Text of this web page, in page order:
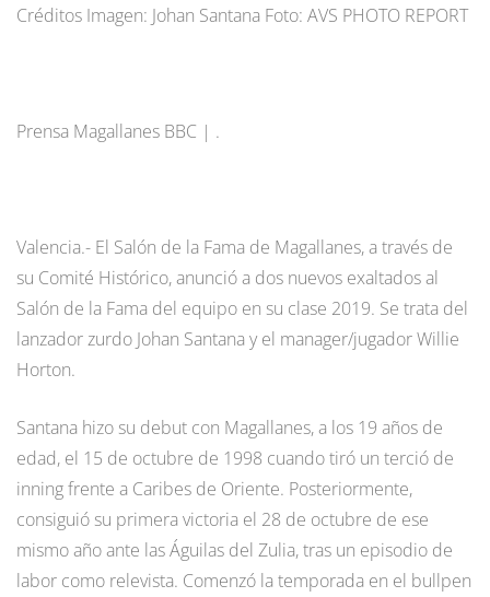
Créditos Imagen: Johan Santana Foto: AVS PHOTO REPORT
Prensa Magallanes BBC | .
Valencia.- El Salón de la Fama de Magallanes, a través de
su Comité Histórico, anunció a dos nuevos exaltados al
Salón de la Fama del equipo en su clase 2019. Se trata del
lanzador zurdo Johan Santana y el manager/jugador Willie
Horton.
Santana hizo su debut con Magallanes, a los 19 años de
edad, el 15 de octubre de 1998 cuando tiró un terció de
inning frente a Caribes de Oriente. Posteriormente,
consiguió su primera victoria el 28 de octubre de ese
mismo año ante las Águilas del Zulia, tras un episodio de
labor como relevista. Comenzó la temporada en el bullpen